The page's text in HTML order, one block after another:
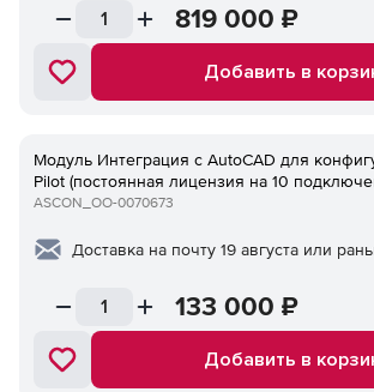
819 000 ₽
Добавить в
Модуль Интеграция с AutoCAD для
Pilot (постоянная лицензия на 10
ASCON_ОО-0070673
Доставка на почту 19 августа или
133 000 ₽
Добавить в